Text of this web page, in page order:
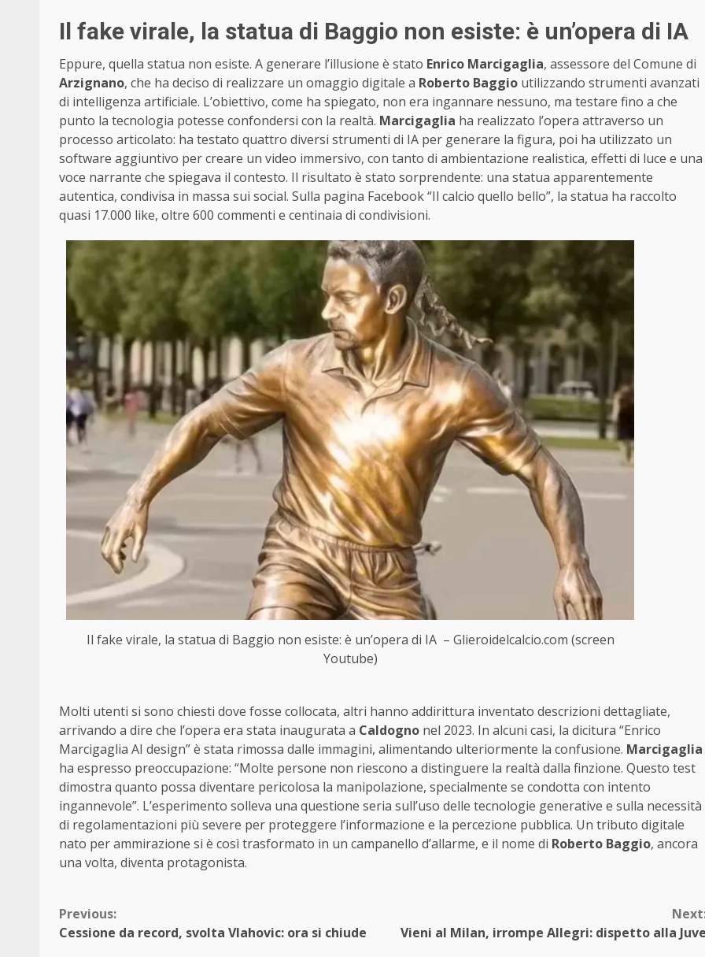
Il fake virale, la statua di Baggio non esiste: è un’opera di IA
Eppure, quella statua non esiste. A generare l’illusione è stato Enrico Marcigaglia, assessore del Comune di
Arzignano, che ha deciso di realizzare un omaggio digitale a Roberto Baggio utilizzando strumenti avanzati
di intelligenza artificiale. L’obiettivo, come ha spiegato, non era ingannare nessuno, ma testare fino a che
punto la tecnologia potesse confondersi con la realtà. Marcigaglia ha realizzato l’opera attraverso un
processo articolato: ha testato quattro diversi strumenti di IA per generare la figura, poi ha utilizzato un
software aggiuntivo per creare un video immersivo, con tanto di ambientazione realistica, effetti di luce e una
voce narrante che spiegava il contesto. Il risultato è stato sorprendente: una statua apparentemente
autentica, condivisa in massa sui social. Sulla pagina Facebook “Il calcio quello bello”, la statua ha raccolto
quasi 17.000 like, oltre 600 commenti e centinaia di condivisioni.
Il fake virale, la statua di Baggio non esiste: è un’opera di IA – Glieroidelcalcio.com (screen
Youtube)
Molti utenti si sono chiesti dove fosse collocata, altri hanno addirittura inventato descrizioni dettagliate,
arrivando a dire che l’opera era stata inaugurata a Caldogno nel 2023. In alcuni casi, la dicitura “Enrico
Marcigaglia AI design” è stata rimossa dalle immagini, alimentando ulteriormente la confusione. Marcigaglia
ha espresso preoccupazione: “Molte persone non riescono a distinguere la realtà dalla finzione. Questo test
dimostra quanto possa diventare pericolosa la manipolazione, specialmente se condotta con intento
ingannevole”. L’esperimento solleva una questione seria sull’uso delle tecnologie generative e sulla necessità
di regolamentazioni più severe per proteggere l’informazione e la percezione pubblica. Un tributo digitale
nato per ammirazione si è così trasformato in un campanello d’allarme, e il nome di Roberto Baggio, ancora
una volta, diventa protagonista.
Continue
Previous:
Cessione da record, svolta Vlahovic: ora si chiude
Vieni al Milan, irrompe Allegri: dispetto alla